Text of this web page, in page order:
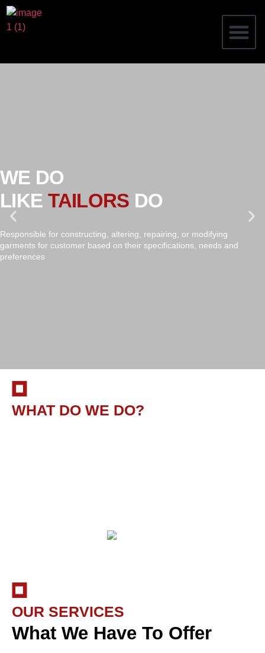
WE DO
LIKE TAILORS DO
Responsible for constructing, altering, repairing, or modifying
garments for customer based on their specifications, needs and
preferences
WHAT DO WE DO?
OUR SERVICES
What We Have To Offer